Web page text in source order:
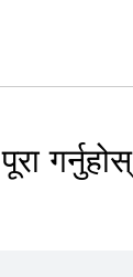
गर्नुहोस्